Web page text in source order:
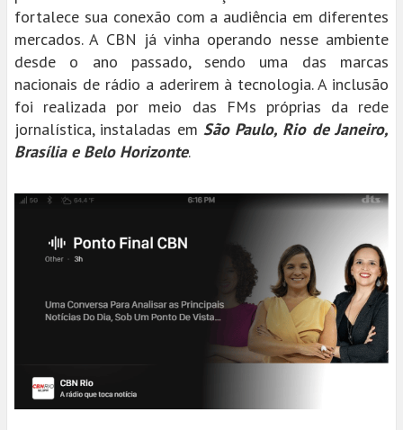
fortalece sua conexão com a audiência em diferentes
mercados. A CBN já vinha operando nesse ambiente
desde o ano passado, sendo uma das marcas
nacionais de rádio a aderirem à tecnologia. A inclusão
foi realizada por meio das FMs próprias da rede
jornalística, instaladas em São Paulo, Rio de Janeiro,
Brasília e Belo Horizonte.